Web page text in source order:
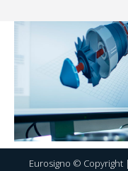
Eurosigno © Copyright |